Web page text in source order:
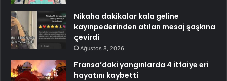
Nikaha dakikalar kala geline
kayınpederinden atılan mesaj şaşkına
çevirdi
Ağustos 8, 2026
Fransa’daki yangınlarda 4 itfaiye eri
hayatını kaybetti